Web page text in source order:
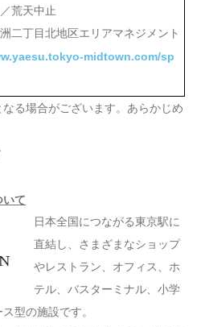
荒天中止
二丁目北地区エリアマネジメント
midtown.com/sp
る場合がございます。あらかじめ
いて
日本全国につながる東京駅に
直結し、さまざまなショップ
やレストラン、オフィス、ホ
テル、バスターミナル、小学
型の施設です。